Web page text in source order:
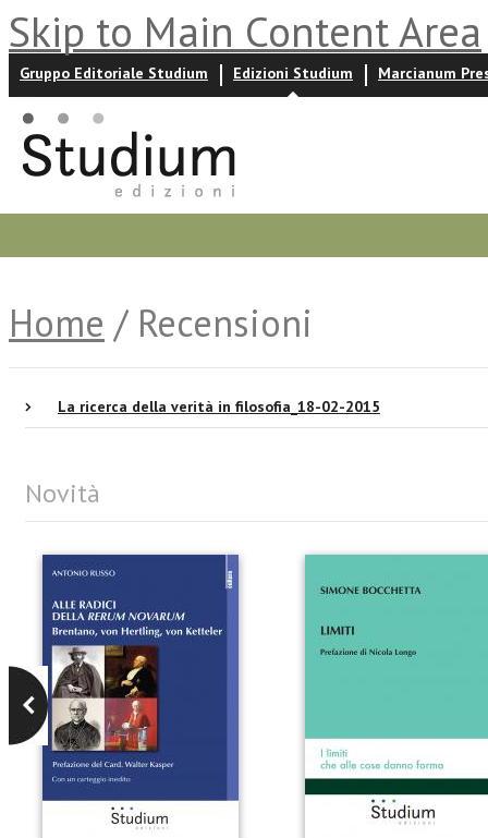
Skip to Main Content Area
Gruppo Editoriale Studium Edizioni Studium Marcianum
Home / Recensioni
La ricerca della verità in filosofia_18-02-2015
Novità